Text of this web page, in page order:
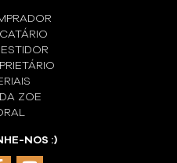
ZOE
NOS :)